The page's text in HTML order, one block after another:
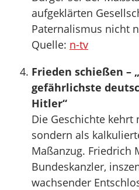
aufgeklärten
Paternalismus nicht
Quelle: n-tv
Frieden schießen –
gefährlichste
Hitler“
Die Geschichte kehrt
sondern als
Maßanzug. Friedrich
Bundeskanzler,
wachsender